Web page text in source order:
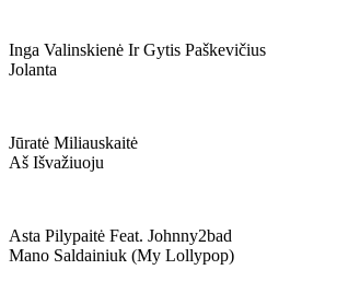
Inga Valinskienė Ir Gytis Paškevičius
Jolanta
Jūratė Miliauskaitė
Aš Išvažiuoju
Asta Pilypaitė Feat. Johnny2bad
Mano Saldainiuk (my Lollypop)